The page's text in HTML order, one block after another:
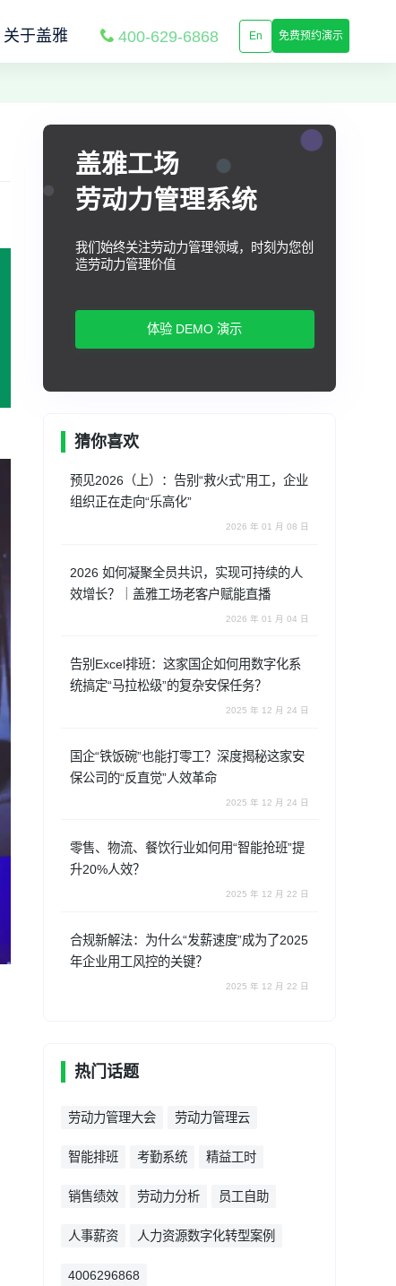
关于盖雅 400-629-6868 En 免费预约演示
盖雅工场
劳动力管理系统
我们始终关注劳动力管理领域，时刻为您创
造劳动力管理价值
体验 DEMO 演示
猜你喜欢
预见2026（上）：告别“救火式”用工，企业
组织正在走向“乐高化”
2026 年 01 月 08 日
2026 如何凝聚全员共识，实现可持续的人
效增长？｜盖雅工场老客户赋能直播
2026 年 01 月 04 日
告别Excel排班：这家国企如何用数字化系
统搞定“马拉松级”的复杂安保任务？
2025 年 12 月 24 日
国企“铁饭碗”也能打零工？深度揭秘这家安
保公司的“反直觉”人效革命
2025 年 12 月 24 日
零售、物流、餐饮行业如何用“智能抢班”提
升20%人效？
2025 年 12 月 22 日
合规新解法：为什么“发薪速度”成为了2025
年企业用工风控的关键？
2025 年 12 月 22 日
热门话题
劳动力管理大会 劳动力管理云
智能排班 考勤系统 精益工时
销售绩效 劳动力分析 员工自助
人事薪资 人力资源数字化转型案例
4006296868